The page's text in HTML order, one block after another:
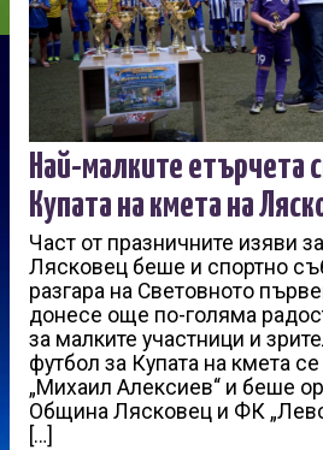
Най-малките етърчета
Купата на кмета на
Част от празничните изяви
Лясковец беше и спортно
разгара на Световното
донесе още по-голяма
за малките участници и
футбол за Купата на кмета
„Михаил Алексиев“ и беше
Община Лясковец и ФК
[…]